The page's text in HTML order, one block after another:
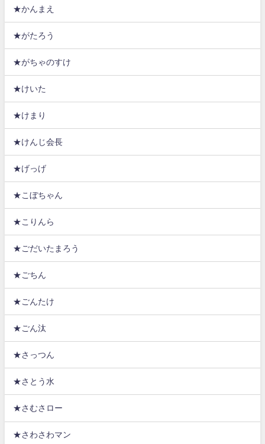
★かんまえ
★がたろう
★がちゃのすけ
★けいた
★けまり
★けんじ会長
★げっげ
★こぼちゃん
★こりんら
★ごだいたまろう
★ごちん
★ごんたけ
★ごん汰
★さっつん
★さとう水
★さむさロー
★さわさわマン